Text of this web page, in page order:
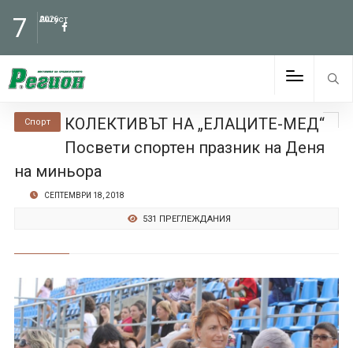
7 Август
2026
Спорт
КОЛЕКТИВЪТ НА „ЕЛАЦИТЕ-МЕД“
Посвети спортен празник на Деня
на миньора
СЕПТЕМВРИ 18, 2018
531 ПРЕГЛЕЖДАНИЯ